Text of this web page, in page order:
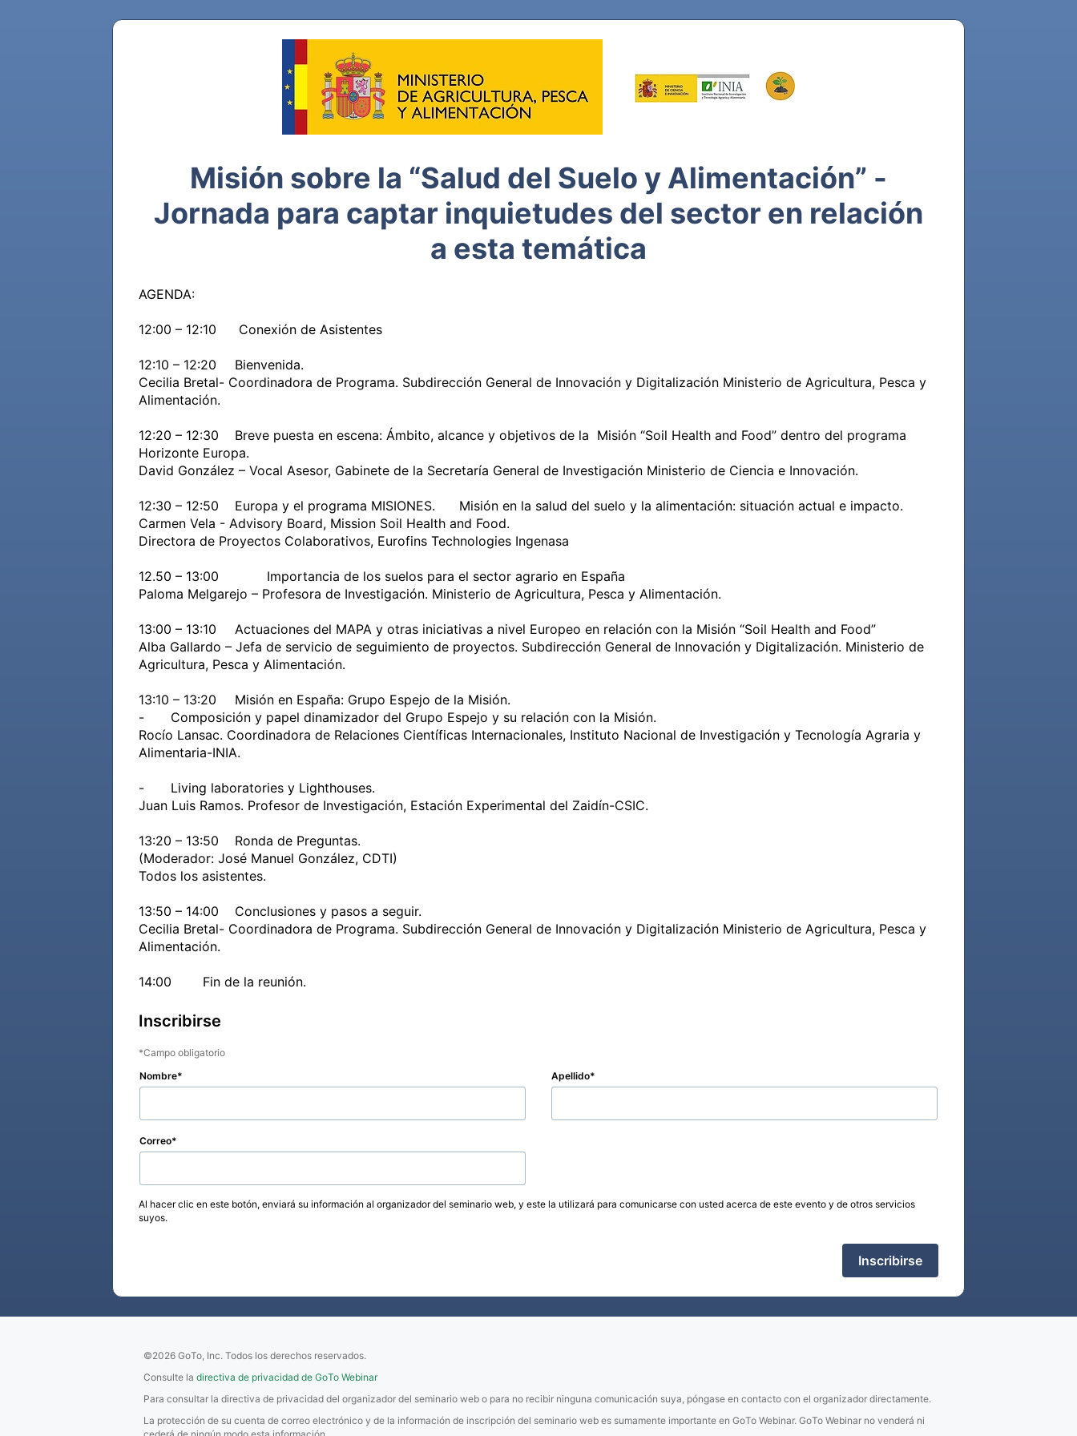
Misión sobre la “Salud del Suelo y Alimentación” -
Jornada para captar inquietudes del sector en relación
a esta temática
AGENDA:
12:00 – 12:10	 Conexión de Asistentes
12:10 – 12:20	Bienvenida.
Cecilia Bretal- Coordinadora de Programa. Subdirección General de Innovación y Digitalización Ministerio de Agricultura, Pesca y
Alimentación.
12:20 – 12:30	Breve puesta en escena: Ámbito, alcance y objetivos de la  Misión “Soil Health and Food” dentro del programa
Horizonte Europa.
David González – Vocal Asesor, Gabinete de la Secretaría General de Investigación Ministerio de Ciencia e Innovación.
12:30 – 12:50	Europa y el programa MISIONES.	Misión en la salud del suelo y la alimentación: situación actual e impacto.
Carmen Vela - Advisory Board, Mission Soil Health and Food.
Directora de Proyectos Colaborativos, Eurofins Technologies Ingenasa
12.50 – 13:00		Importancia de los suelos para el sector agrario en España
Paloma Melgarejo – Profesora de Investigación. Ministerio de Agricultura, Pesca y Alimentación.
13:00 – 13:10	Actuaciones del MAPA y otras iniciativas a nivel Europeo en relación con la Misión “Soil Health and Food”
Alba Gallardo – Jefa de servicio de seguimiento de proyectos. Subdirección General de Innovación y Digitalización. Ministerio de
Agricultura, Pesca y Alimentación.
13:10 – 13:20	Misión en España: Grupo Espejo de la Misión.
-	Composición y papel dinamizador del Grupo Espejo y su relación con la Misión.
Rocío Lansac. Coordinadora de Relaciones Científicas Internacionales, Instituto Nacional de Investigación y Tecnología Agraria y
Alimentaria-INIA.
-	Living laboratories y Lighthouses.
Juan Luis Ramos. Profesor de Investigación, Estación Experimental del Zaidín-CSIC.
13:20 – 13:50	Ronda de Preguntas.
(Moderador: José Manuel González, CDTI)
Todos los asistentes.
13:50 – 14:00	Conclusiones y pasos a seguir.
Cecilia Bretal- Coordinadora de Programa. Subdirección General de Innovación y Digitalización Ministerio de Agricultura, Pesca y
Alimentación.
Inscribirse
Campo obligatorio
Nombre
Apellido
Correo
Al hacer clic en este botón, enviará su información al organizador del seminario web, y este la utilizará para comunicarse con usted acerca de este evento y de otros servicios
suyos.
Inscribirse
©2026 GoTo, Inc. Todos los derechos reservados.
Consulte la directiva de privacidad de GoTo Webinar
Para consultar la directiva de privacidad del organizador del seminario web o para no recibir ninguna comunicación suya, póngase en contacto con el organizador directamente.
La protección de su cuenta de correo electrónico y de la información de inscripción del seminario web es sumamente importante en GoTo Webinar. GoTo Webinar no venderá ni